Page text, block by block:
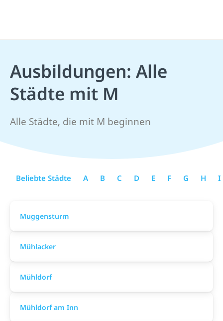
Ausbildungen: Alle
Städte mit M
Alle Städte, die mit M beginnen
Beliebte Städte A B C D E F G H I
Muggensturm
Mühlacker
Mühldorf
Mühldorf am Inn